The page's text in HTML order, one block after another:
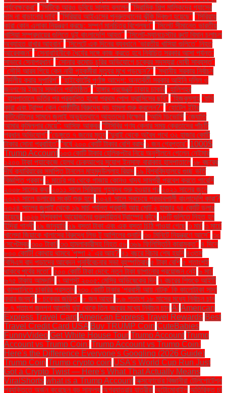
পর্যবেক্ষকেরা" "সিটিকে আরও ডুবিয়ে সালাহ বললেন "সিরামিক শিল্প মালিকদের গ্যাসের
দাম না বাড়ানোর দাবি" "সিরিয়ায় আইএসের পুনরুত্থানের ঝুঁকি দ্বিগুণ হয়েছে" "সিরিয়ায়
কারা কোন এলাকা নিয়ন্ত্রণ করছে: সম্পূর্ণ মানচিত্র বিশ্লেষণ" "সিলেট সীমান্তে ভারতীয়
খাসিয়া সম্প্রদায়ের গুলিতে দুই বাংলাদেশি আহত" "সিলেট-ম্যানচেস্টার রুটে বিমান চলাচল
অব্যাহত রাখার আহ্বান" "সিলেটে এক দিনের ব্যবধানে ‘ভারতীয় খাসিয়া গু‌লিতে’ নিহত
আরেকজন" "সেনাবাহিনীকে ধৈর্যের সঙ্গে কাজ করতে হবে নির্বাচিত সরকার আসা পর্যন্ত:
সাভারে সেনাপ্রধান" "সোনার কমোড চুরির অভিযোগে চক্রের সদস্যরা দোষী সাব্যস্ত"
"সৌদি আরব গিয়ে কেন নারী গৃহকর্মীরা মৃত্যুর মুখে পড়ছেন?" "স্থানীয় সরকার নির্বাচন
নির্দলীয় করার সুপারিশ" "হাইকোর্টের পূর্ণাঙ্গ আদেশ: অন্তর্বর্তী সরকার আইনি দলিল ও
জনগণের ইচ্ছার সমর্থনে প্রতিষ্ঠিত" "হাঙ্গার প্রজেক্টে ঢাকায় চাকরি "হালিশহর
"হাসপাতালে ভর্তির পর প্রকাশিত হলো প্রথম পোপ ফ্রান্সিসের ছবি" "হিজবুল্লাহ "হুথি
কারা এবং ট্রাম্প কেন গোষ্ঠীটির বিরুদ্ধে বড় হামলা শুরু করলেন?" "হোটেল ইন্টার
কন্টিনেন্টালের সামনে জুলাই অভ্যুত্থানে আহতদের বিক্ষোভ “আমি ডিভোর্সি “জ্যোতি
আমার কুমিল্লার মেয়ে”: আসিফ আকবর “টিসিবির পণ্য কেনার সময় ক্রেতাদের পাঁচটি
প্রধান অভিযোগ” “ডেঙ্গুতে ৭ জনের মৃত্যু “দুবাই থেকে অবৈধ পথে ৩২ হাজার কোটি
টাকার সোনা প্রবাহিত” “বর্ষে ২০০ কোটি টাকার বেশি বরাদ্দ ১ জন গ্রেপ্তার" 1000$
Trump Account ১০৩ কোটি টাকার হেলিকপ্টার নিয়ে অনুশীলনে গেলেন নেইমার
১২০০ টাকা প্যাকেজে হেলথ চেকআপের সুযোগ ইনসাফ বারাকাহ হাসপাতালে ১৮ বছরের
দীর্ঘ ক্যারিয়ারের সমাপ্তি টানলেন মাহমুদউল্লাহ রিয়াদ ১৯ বিশ্ববিদ্যালয়ে গুচ্ছ ভর্তি
বিজ্ঞপ্তি প্রকাশ ২ মার্চের পর থেকে গাজায় কোনও খাদ্য সামগ্রী প্রবেশ করতে পারেনি
২০০৮ সালের কথা ২০১১ সালে সিরিয়ায় গৃহযুদ্ধ শুরু হওয়ার পর ২০২১ সালের জুনে
২০২২ সালে ডলারের সংকট শুরু হলে ২০২৪ সালে সবচেয়ে প্রভাবশালী বাংলাদেশি কারা?
২০২৪ সালের জুলাই থেকে ১৯ মার্চ পর্যন্ত প্রবাসী আয় মোট ২ হাজার ৭৪ কোটি ডলার
হয়েছে ২০২৬ বিশ্বকাপ আয়োজনের গুরুদায়িত্ব ট্রাম্পের কাঁধে ২৮টি গুলিতে নিহত হন
ইন্দিরা গান্ধী ২৯ জানুয়ারি ২৯ বস্তা টাকা এবং এক বস্তা চিঠি পাওয়া গেছে ৩ মার্চ ৩ মার্চে
খালেদা জিয়াকে খালাসের বিরুদ্ধে লিভ টু আপিলের শুনানি ৩০ মিনিটে নিয়ন্ত্রণে আসে" ৩০
সেপ্টেম্বর ৩০০ টাকা! ৩৩ হামলাকারীসহ নিহত ৫৮ ৩৬৯ ফিলিস্তিনি কারামুক্ত" ৪ দিনে
৮০০ কোটি! কোথায় থামবে 'পুষ্পা ২' এর আয়? ৪১ বছরে বিচার শেষ হয়নি ৪৩তম
বিসিএস বাদ পড়াদের আবেদন পুনর্বিবেচনার সভা বৃহস্পতিবার ৫ টাকা বেশি ৫ শতাংশই
থাকবে পূর্বের মতো" ৫০০ কোটি টাকা দেবে: নতুন টাকা ছাপানোর প্রয়োজন নেই ৬ মার্চ
৬৭৫ টাকায় আমদানি ৭ আগস্ট ২০০৫: মেসির অভিষেকের দিন ৭ বছরের শিশুকে আইটি
কোম্পানিতে চাকরির প্রস্তাব ৭৩০ কোটি টাকার ‘প্রবাসী আয় নাটক’ কি কালোটাকা সাদা
করার জন্য? ৮ চক্রের জড়িত" ৮ জন আহত ৮.৬ শতাংশ ১৮ মাসের মধ্যে নির্বাচন চান
৮.৭ শতাংশ জনগণ আগামী দুই থেকে তিন বছরের মধ্যে নির্বাচন চান AI American
Express Travel Card American Express Travel Rewards Best
Travel Credit Card USA Buy TRUMP Coin CuteBabies
FunnyVideo Get White House Tour Trump Account Trump
Account vs Trump Coin: Trump Account vs Trump Coin:
Here's the Difference Everyone's Googling (2026 Guide)
Trump Coin Trump crypto coin USA's World Cup Run Just
Got a Crypto Twist — Here's What That Actually Means
ViralShorts what is a Trump Account অক্সফোর্ডের বিজ্ঞানীরা টেলিপোর্টেশন
প্রযুক্তিতে অর্জন করেছেন বড় সাফল্য অগ্রযাত্রার যাত্রীরা অটোমোবাইল অতিরিক্ত চা